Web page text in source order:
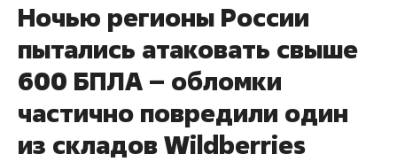
Ночью регионы России
пытались атаковать свыше
600 БПЛА – обломки
частично повредили один
из складов Wildberries